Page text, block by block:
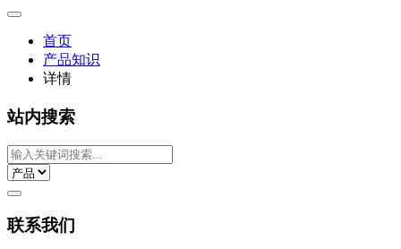
首页
产品知识
详情
站内搜索
联系我们